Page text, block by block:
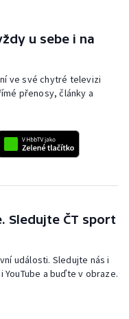
u sebe i na
ve své chytré televizi
přenosy, články a
Sledujte ČT sport
události. Sledujte nás i
YouTube a buďte v obraze.